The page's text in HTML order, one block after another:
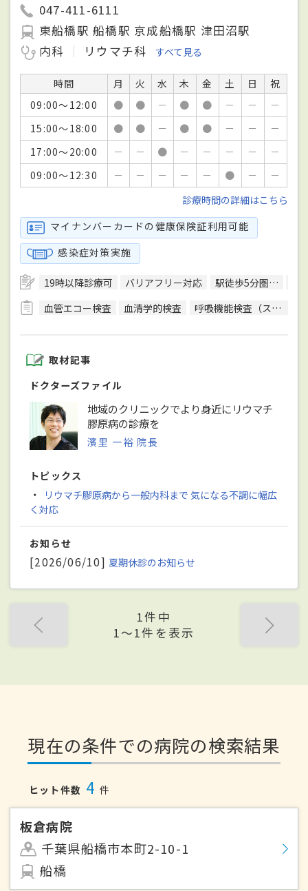
047-411-6111
東船橋駅 船橋駅 京成船橋駅 津田沼駅
内科
リウマチ科 すべて見る
時間 月 火 水 木 金 土 日
祝
09:00～12:00
● ● － ● ● － －
－
15:00～18:00
● ● － ● ● － －
－
17:00～20:00
－ － ● － － － －
－
09:00～12:30
－ － － － － ● －
－
診療時間の詳細はこちら
マイナンバーカードの健康保険証利用可能
感染症対策実施
19時以降診療可 バリアフリー対応 駅徒歩5分圏内
血管エコー検査
血清学的検査 呼吸機能検査（スパイロメトリー）
取材記事
ドクターズファイル
地域のクリニックでより身近にリウマチ
膠原病の診療を
濱里 一裕 院長
トピックス
・
リウマチ膠原病から一般内科まで 気になる不調に幅広
く対応
お知らせ
[2026/06/10] 夏期休診のお知らせ
1件中
1〜1件を表示
現在の条件での病院の検索結果
ヒット件数 4 件
板倉病院
千葉県船橋市本町2-10-1
船橋